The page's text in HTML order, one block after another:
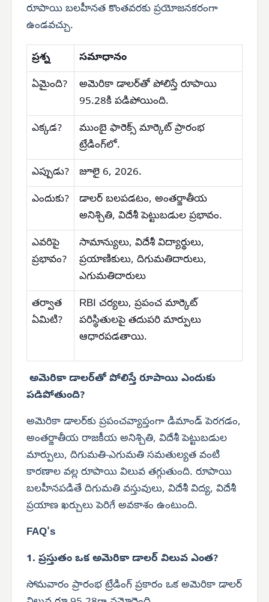
రూపాయి బలహీనత కొంతవరకు ప్రయోజనకరంగా
ఉండవచ్చు.
ప్రశ్న
సమాధానం
ఏమైంది?
అమెరికా డాలర్‌తో పోలిస్తే రూపాయి
95.28కి పడిపోయింది.
ఎక్కడ?
ముంబై ఫారెక్స్ మార్కెట్ ప్రారంభ
ట్రేడింగ్‌లో.
ఎప్పుడు?
జూలై 6, 2026.
ఎందుకు?
డాలర్ బలపడటం, అంతర్జాతీయ
అనిశ్చితి, విదేశీ పెట్టుబడుల ప్రభావం.
ఎవరిపై
ప్రభావం?
సామాన్యులు, విదేశీ విద్యార్థులు,
ప్రయాణికులు, దిగుమతిదారులు,
ఎగుమతిదారులు
తర్వాత
ఏమిటి?
RBI చర్యలు, ప్రపంచ మార్కెట్
పరిస్థితులపై తదుపరి మార్పులు
ఆధారపడతాయి.
అమెరికా డాలర్‌తో పోలిస్తే రూపాయి ఎందుకు
పడిపోతుంది?
అమెరికా డాలర్‌కు ప్రపంచవ్యాప్తంగా డిమాండ్ పెరగడం,
అంతర్జాతీయ రాజకీయ అనిశ్చితి, విదేశీ పెట్టుబడుల
మార్పులు, దిగుమతి-ఎగుమతి సమతుల్యత వంటి
కారణాల వల్ల రూపాయి విలువ తగ్గుతుంది. రూపాయి
బలహీనపడితే దిగుమతి వస్తువులు, విదేశీ విద్య, విదేశీ
ప్రయాణ ఖర్చులు పెరిగే అవకాశం ఉంటుంది.
FAQ's
1. ప్రస్తుతం ఒక అమెరికా డాలర్ విలువ ఎంత?
సోమవారం ప్రారంభ ట్రేడింగ్ ప్రకారం ఒక అమెరికా డాలర్